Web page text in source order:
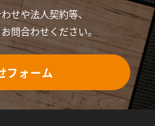
せや法人契約等、
問合わせください。
フォーム